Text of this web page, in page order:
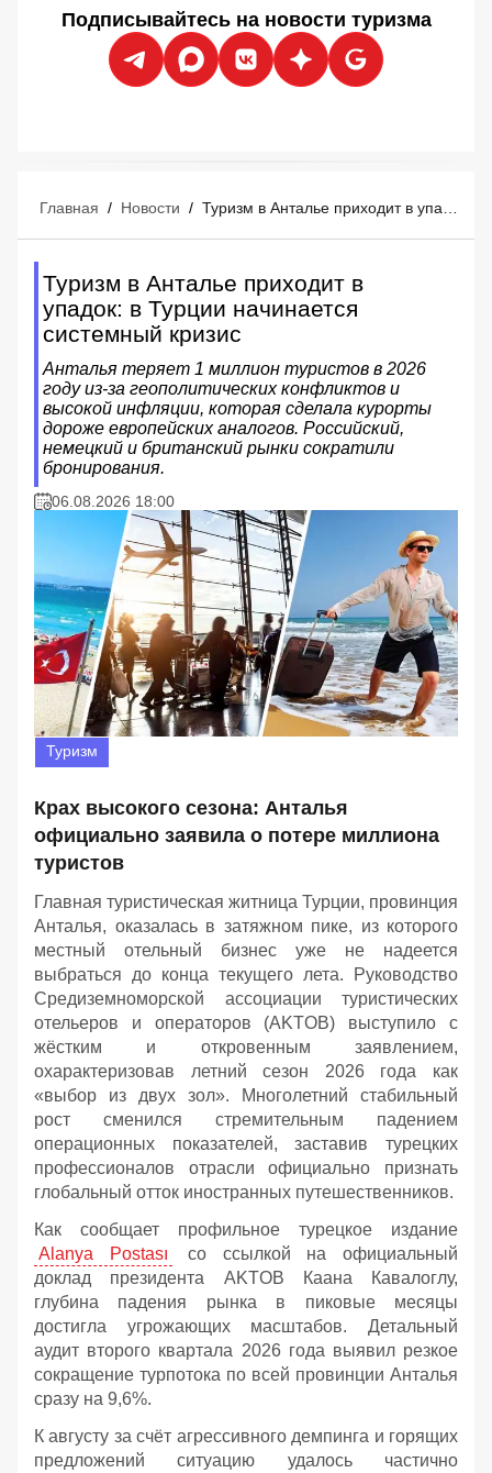
Подписывайтесь на новости туризма
Главная / Новости /
Туризм в Анталье приходит в
упадок: в Турции начинается
системный кризис
Анталья теряет 1 миллион туристов в 2026
году из-за геополитических конфликтов и
высокой инфляции, которая сделала курорты
дороже европейских аналогов. Российский,
немецкий и британский рынки сократили
бронирования.
06.08.2026 18:00
Туризм
Крах высокого сезона: Анталья
официально заявила о потере миллиона
туристов
Главная туристическая житница Турции, провинция
Анталья, оказалась в затяжном пике, из которого
местный отельный бизнес уже не надеется
выбраться до конца текущего лета. Руководство
Средиземноморской ассоциации туристических
отельеров и операторов (AKTOB) выступило с
жёстким и откровенным заявлением,
охарактеризовав летний сезон 2026 года как
«выбор из двух зол». Многолетний стабильный
рост сменился стремительным падением
операционных показателей, заставив турецких
профессионалов отрасли официально признать
глобальный отток иностранных путешественников.
Как сообщает профильное турецкое издание
Alanya Postası
со ссылкой на официальный
доклад президента AKTOB Каана Кавалоглу,
глубина падения рынка в пиковые месяцы
достигла угрожающих масштабов. Детальный
аудит второго квартала 2026 года выявил резкое
сокращение турпотока по всей провинции Анталья
сразу на 9,6%.
К августу за счёт агрессивного демпинга и горящих
предложений ситуацию удалось частично